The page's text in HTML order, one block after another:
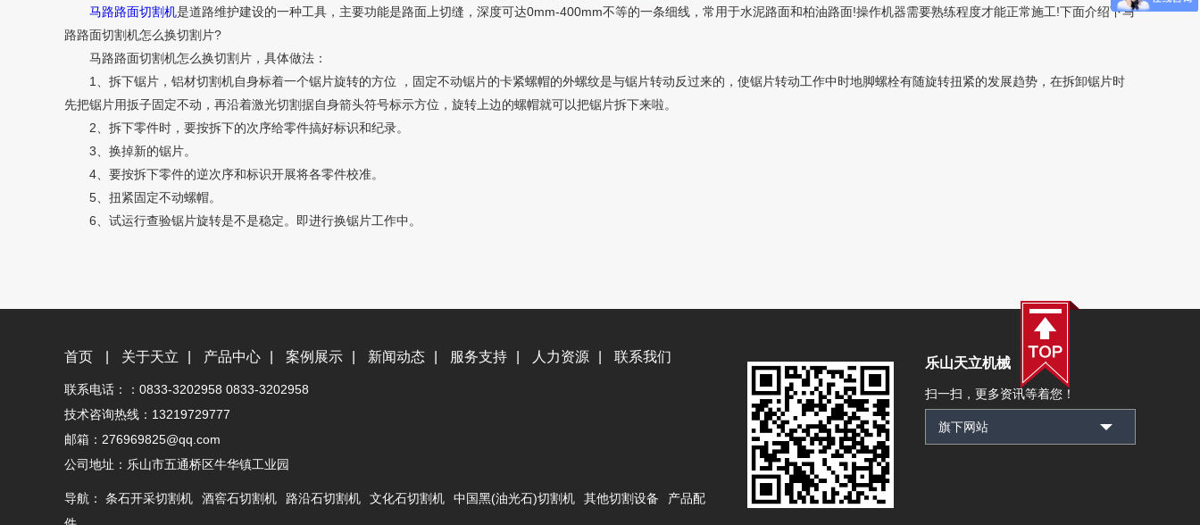
马路路面切割机是道路维护建设的一种工具，主要功能是路面上切缝，深度可达0mm-400mm不等的一条细线，常用于水泥路面和柏油路面!操作机器需要熟练程度才能正常施工!下面介绍下马
路路面切割机怎么换切割片?
马路路面切割机怎么换切割片，具体做法：
1、拆下锯片，铝材切割机自身标着一个锯片旋转的方位 ，固定不动锯片的卡紧螺帽的外螺纹是与锯片转动反过来的，使锯片转动工作中时地脚螺栓有随旋转扭紧的发展趋势，在拆卸锯片时
先把锯片用扳子固定不动，再沿着激光切割据自身箭头符号标示方位，旋转上边的螺帽就可以把锯片拆下来啦。
2、拆下零件时，要按拆下的次序给零件搞好标识和纪录。
3、换掉新的锯片。
4、要按拆下零件的逆次序和标识开展将各零件校准。
5、扭紧固定不动螺帽。
6、试运行查验锯片旋转是不是稳定。即进行换锯片工作中。
首页 关于天立 产品中心 案例展示 新闻动态 服务支持 人力资源 联系我们
联系电话：：0833-3202958 0833-3202958
技术咨询热线：13219729777
邮箱：276969825@qq.com
公司地址：乐山市五通桥区牛华镇工业园
导航： 条石开采切割机 酒窖石切割机 路沿石切割机 文化石切割机 中国黑(油光石)切割机 其他切割设备
产品配
乐山天立机械
扫一扫，更多资讯等着您！